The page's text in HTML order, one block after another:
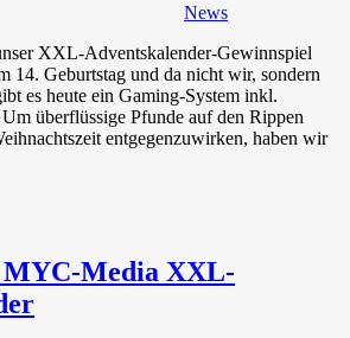
News
XXL-Adventskalender-Gewinnspiel
14. Geburtstag und da nicht wir, sondern
es heute ein Gaming-System inkl.
überflüssige Pfunde auf den Rippen
entgegenzuwirken, haben wir
MYC-Media XXL-